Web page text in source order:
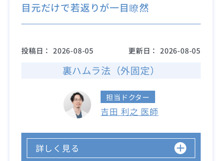
目元だけで若返りが一目瞭然
投稿日： 2026-08-05 更新日： 2026-08-05
裏ハムラ法（外固定）
担当ドクター
吉田 利之 医師
詳しく見る